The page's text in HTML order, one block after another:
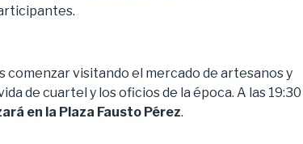
comenzar visitando el mercado de artesanos y
de cuartel y los oficios de la época. A las 19:30
en la Plaza Fausto Pérez.